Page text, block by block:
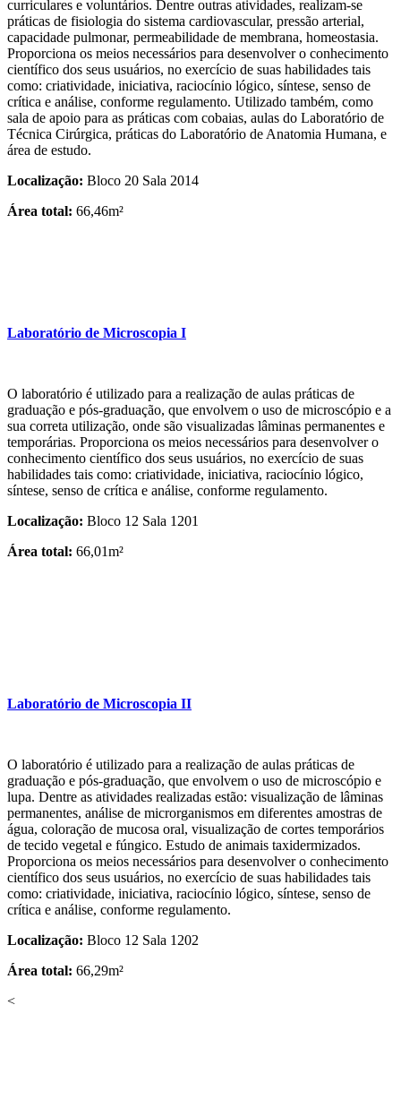
curriculares e voluntários. Dentre outras atividades, realizam-se
práticas de fisiologia do sistema cardiovascular, pressão arterial,
capacidade pulmonar, permeabilidade de membrana, homeostasia.
Proporciona os meios necessários para desenvolver o conhecimento
científico dos seus usuários, no exercício de suas habilidades tais
como: criatividade, iniciativa, raciocínio lógico, síntese, senso de
crítica e análise, conforme regulamento. Utilizado também, como
sala de apoio para as práticas com cobaias, aulas do Laboratório de
Técnica Cirúrgica, práticas do Laboratório de Anatomia Humana, e
área de estudo.
Localização: Bloco 20 Sala 2014
Área total: 66,46m²
Laboratório de Microscopia I
O laboratório é utilizado para a realização de aulas práticas de
graduação e pós-graduação, que envolvem o uso de microscópio e a
sua correta utilização, onde são visualizadas lâminas permanentes e
temporárias. Proporciona os meios necessários para desenvolver o
conhecimento científico dos seus usuários, no exercício de suas
habilidades tais como: criatividade, iniciativa, raciocínio lógico,
síntese, senso de crítica e análise, conforme regulamento.
Localização: Bloco 12 Sala 1201
Área total: 66,01m²
Laboratório de Microscopia II
O laboratório é utilizado para a realização de aulas práticas de
graduação e pós-graduação, que envolvem o uso de microscópio e
lupa. Dentre as atividades realizadas estão: visualização de lâminas
permanentes, análise de microrganismos em diferentes amostras de
água, coloração de mucosa oral, visualização de cortes temporários
de tecido vegetal e fúngico. Estudo de animais taxidermizados.
Proporciona os meios necessários para desenvolver o conhecimento
científico dos seus usuários, no exercício de suas habilidades tais
como: criatividade, iniciativa, raciocínio lógico, síntese, senso de
crítica e análise, conforme regulamento.
Localização: Bloco 12 Sala 1202
Área total: 66,29m²
<